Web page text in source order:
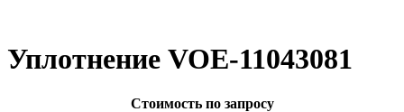
Уплотнение VOE-11043081
Стоимость по запросу